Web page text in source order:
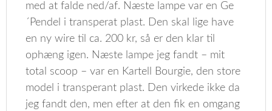
med at falde ned/af. Næste lampe var en Ge
´Pendel i transperat plast. Den skal lige have
en ny wire til ca. 200 kr, så er den klar til
ophæng igen. Næste lampe jeg fandt – mit
total scoop – var en Kartell Bourgie, den store
model i transperant plast. Den virkede ikke da
jeg fandt den, men efter at den fik en omgang